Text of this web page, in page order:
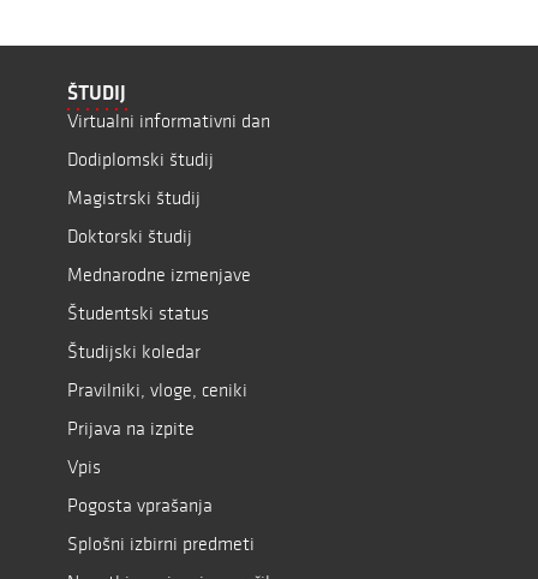
ŠTUDIJ
Virtualni informativni dan
Dodiplomski študij
Magistrski študij
Doktorski študij
Mednarodne izmenjave
Študentski status
Študijski koledar
Pravilniki, vloge, ceniki
Prijava na izpite
Vpis
Pogosta vprašanja
Splošni izbirni predmeti